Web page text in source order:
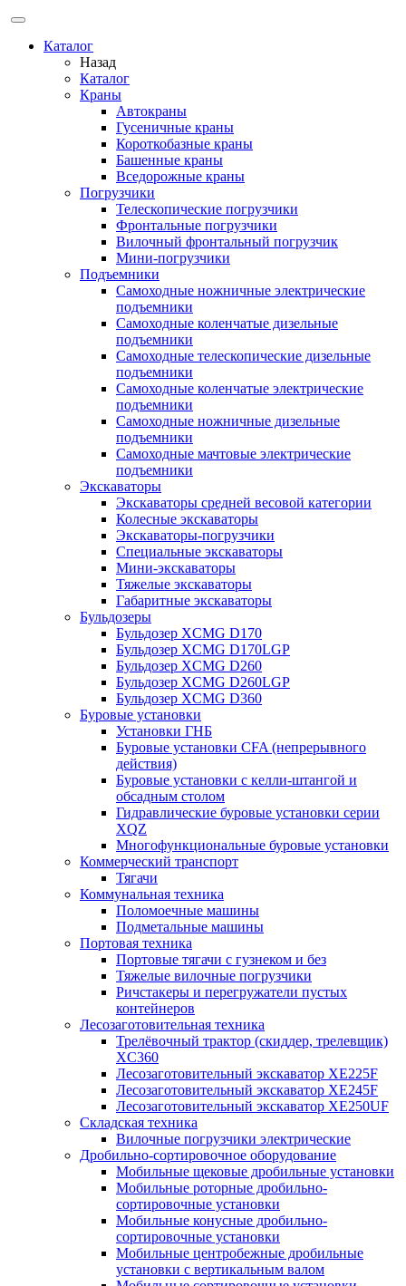
Каталог
Назад
Каталог
Краны
Автокраны
Гусеничные краны
Короткобазные краны
Башенные краны
Вcедорожные краны
Погрузчики
Телескопические погрузчики
Фронтальные погрузчики
Вилочный фронтальный погрузчик
Мини-погрузчики
Подъемники
Самоходные ножничные электрические
подъемники
Самоходные коленчатые дизельные
подъемники
Самоходные телескопические дизельные
подъемники
Самоходные коленчатые электрические
подъемники
Самоходные ножничные дизельные
подъемники
Самоходные мачтовые электрические
подъемники
Экскаваторы
Экскаваторы средней весовой категории
Колесные экскаваторы
Экскаваторы-погрузчики
Специальные экскаваторы
Мини-экскаваторы
Тяжелые экскаваторы
Габаритные экскаваторы
Бульдозеры
Бульдозер XCMG D170
Бульдозер XCMG D170LGP
Бульдозер XCMG D260
Бульдозер XCMG D260LGP
Бульдозер XCMG D360
Буровые установки
Установки ГНБ
Буровые установки CFA (непрерывного
действия)
Буровые установки с келли-штангой и
обсадным столом
Гидравлические буровые установки серии
XQZ
Многофункциональные буровые установки
Коммерческий транспорт
Тягачи
Коммунальная техника
Поломоечные машины
Подметальные машины
Портовая техника
Портовые тягачи с гузнеком и без
Тяжелые вилочные погрузчики
Ричстакеры и перегружатели пустых
контейнеров
Лесозаготовительная техника
Трелёвочный трактор (скиддер, трелевщик)
XC360
Лесозаготовительный экскаватор XE225F
Лесозаготовительный экскаватор XE245F
Лесозаготовительный экскаватор XE250UF
Складская техника
Вилочные погрузчики электрические
Дробильно-сортировочное оборудование
Мобильные щековые дробильные установки
Мобильные роторные дробильно-
сортировочные установки
Мобильные конусные дробильно-
сортировочные установки
Мобильные центробежные дробильные
установки с вертикальным валом